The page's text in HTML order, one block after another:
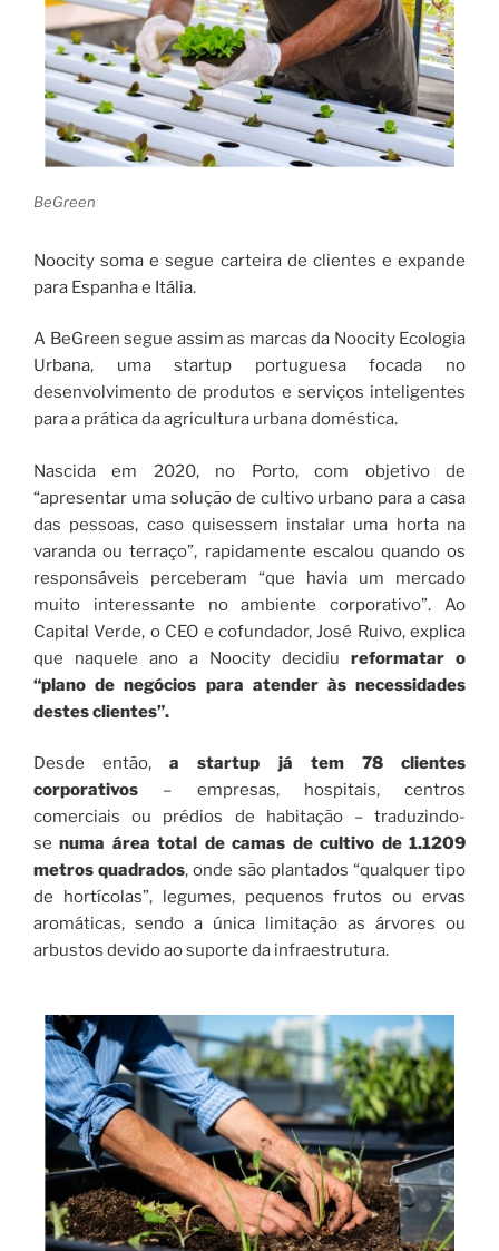
BeGreen
Noocity soma e segue carteira de clientes e expande
para Espanha e Itália.
A BeGreen segue assim as marcas da Noocity Ecologia
Urbana, uma startup portuguesa focada no
desenvolvimento de produtos e serviços inteligentes
para a prática da agricultura urbana doméstica.
Nascida em 2020, no Porto, com objetivo de
“apresentar uma solução de cultivo urbano para a casa
das pessoas, caso quisessem instalar uma horta na
varanda ou terraço”, rapidamente escalou quando os
responsáveis perceberam “que havia um mercado
muito interessante no ambiente corporativo”. Ao
Capital Verde, o CEO e cofundador, José Ruivo, explica
que naquele ano a Noocity decidiu reformatar o
“plano de negócios para atender às necessidades
destes clientes”.
Desde então,a startup já tem 78 clientes
corporativos – empresas, hospitais, centros
comerciais ou prédios de habitação – traduzindo-
senuma área total de camas de cultivo de 1.1209
metros quadrados, onde são plantados “qualquer tipo
de hortícolas”, legumes, pequenos frutos ou ervas
aromáticas, sendo a única limitação as árvores ou
arbustos devido ao suporte da infraestrutura.